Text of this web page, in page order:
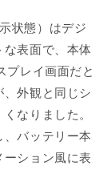
状態）はデジ
な表面で、本体
プレイ画面だと
外観と同じシ
なりました。
バッテリー本
ション風に表